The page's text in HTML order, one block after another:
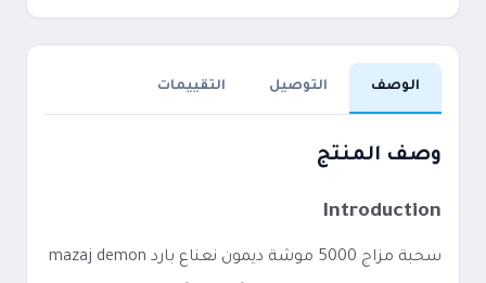
الوصف التوصيل التقييمات
وصف المنتج
Introduction
سحبة مزاج 5000 موشة ديمون نعناع بارد mazaj demon